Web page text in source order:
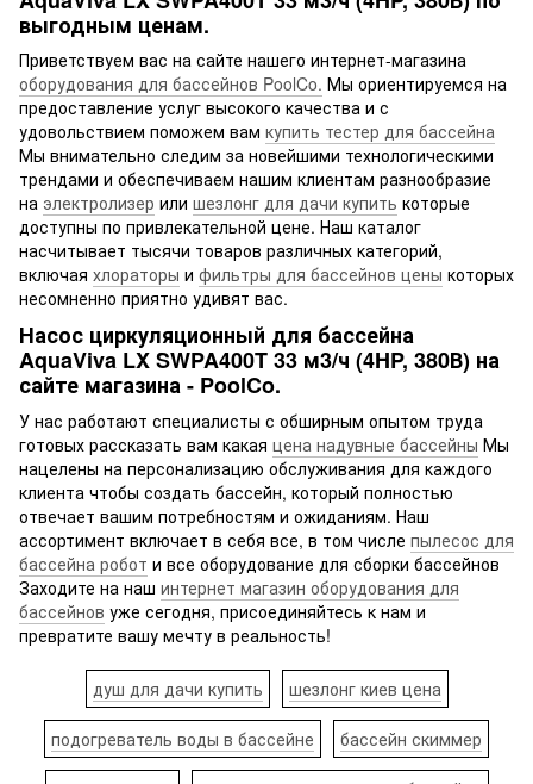
выгодным ценам.
Приветствуем вас на сайте нашего интернет-магазина
оборудования для бассейнов PoolCo. Мы ориентируемся на
предоставление услуг высокого качества и с
удовольствием поможем вам купить тестер для бассейна
Мы внимательно следим за новейшими технологическими
трендами и обеспечиваем нашим клиентам разнообразие
на электролизер или шезлонг для дачи купить которые
доступны по привлекательной цене. Наш каталог
насчитывает тысячи товаров различных категорий,
включая хлораторы и фильтры для бассейнов цены которых
несомненно приятно удивят вас.
Насос циркуляционный для бассейна
AquaViva LX SWPA400T 33 м3/ч (4HP, 380В) на
сайте магазина - PoolCo.
У нас работают специалисты с обширным опытом труда
готовых рассказать вам какая цена надувные бассейны Мы
нацелены на персонализацию обслуживания для каждого
клиента чтобы создать бассейн, который полностью
отвечает вашим потребностям и ожиданиям. Наш
ассортимент включает в себя все, в том числе пылесос для
бассейна робот и все оборудование для сборки бассейнов
Заходите на наш интернет магазин оборудования для
бассейнов уже сегодня, присоединяйтесь к нам и
превратите вашу мечту в реальность!
душ для дачи купить шезлонг киев цена
подогреватель воды в бассейне бассейн скиммер